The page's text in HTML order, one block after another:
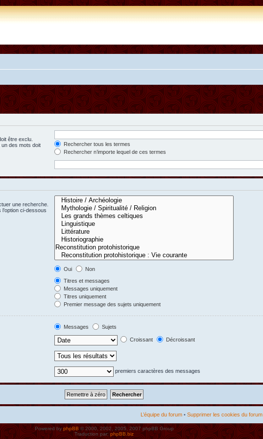
être exclu.
des mots doit
Rechercher tous les termes
Rechercher n’importe lequel de ces termes
une recherche.
ci-dessous
Oui
Non
Titres et messages
Messages uniquement
Titres uniquement
Premier message des sujets uniquement
Messages
Sujets
Croissant Décroissant
premiers caractères des messages
L’équipe du forum • Supprimer les cookies du forum
Powered byphpBB© 2000, 2002, 2005, 2007 phpBB Group
Traduction par: phpBB.biz